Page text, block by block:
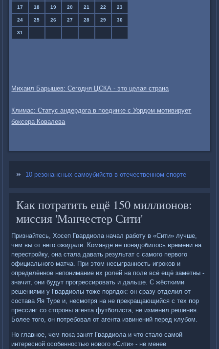
17 18 19 20 21 22 23
24 25 26 27 28 29 30
31
Михаил Барышев: Сегодня ЦСКА - это целая страна
Климас: Статус андердога в поединке с Уордом мотивирует
боксера Ковалева
10 резонансных самоубийств в отечественном спорте
Как потратить ещё 150 миллионов:
миссия 'Манчестер Сити'
Признайтесь, Хосеп Гвардиола начал работу в «Сити» лучше,
чем вы от него ожидали. Команде не понадобилось времени на
перестройку, она стала давать результат с самого первого
официального матча. При этом несыгранность игроков и
определённое непонимание их ролей на поле всё ещё заметны -
значит, они будут прогрессировать и дальше. С жёсткими
решениями у Гвардиолы тоже порядок: он сразу отделил от
состава Яя Туре и, несмотря на не прекращающийся с тех пор
прессинг со стороны агента футболиста, не изменил решения.
Более того, он потребовал от агента извинений перед клубом.
Но главное, чем пока занят Гвардиола и что стало самой
интересной особенностью нового «Сити» - не менее